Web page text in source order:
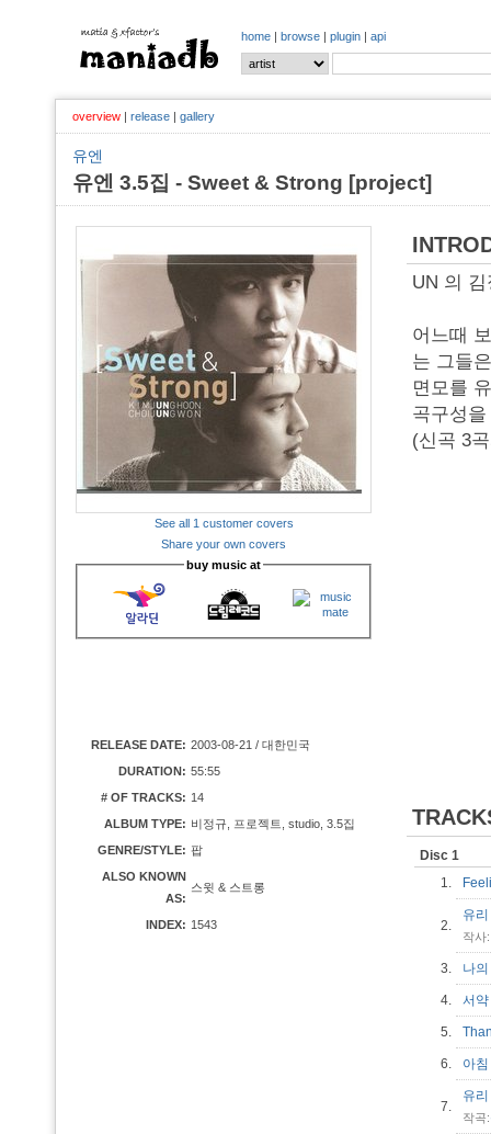
home | browse | plugin | api
overview | release | gallery
유엔
유엔 3.5집 - Sweet & Strong [project]
See all 1 customer covers
Share your own covers
buy music at
RELEASE DATE: 2003-08-21 / 대한민국
DURATION: 55:55
# OF TRACKS: 14
ALBUM TYPE: 비정규, 프로젝트, studio, 3.5집
GENRE/STYLE: 팝
ALSO KNOWN
AS:
스윗 & 스트롱
INDEX: 1543
UN 의
어느때
는 그들
면모를
곡구성
(신곡 3
Disc 1
1.
2.
유
작사:
3. 나
4. 서
5.
6. 아
7.
유
작곡: